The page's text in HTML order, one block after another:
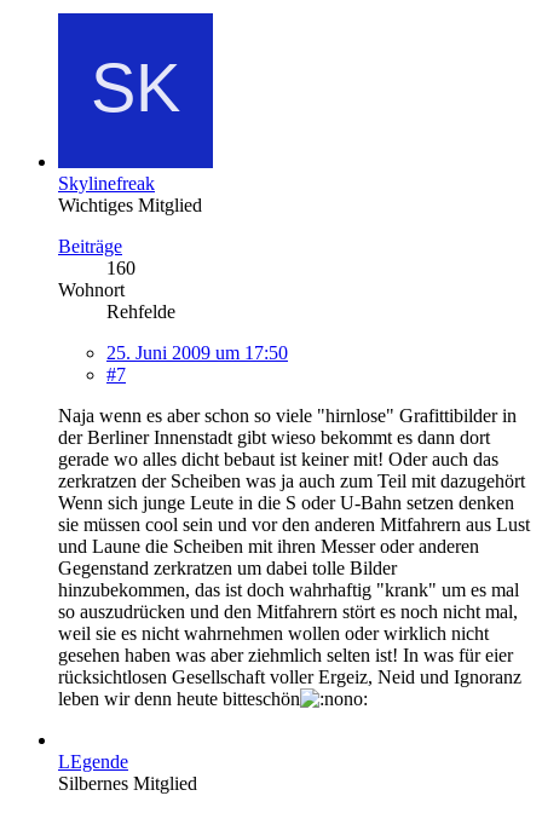
Skylinefreak
Wichtiges Mitglied
Beiträge
160
Wohnort
Rehfelde
25. Juni 2009 um 17:50
#7
Naja wenn es aber schon so viele "hirnlose" Grafittibilder in
der Berliner Innenstadt gibt wieso bekommt es dann dort
gerade wo alles dicht bebaut ist keiner mit! Oder auch das
zerkratzen der Scheiben was ja auch zum Teil mit dazugehört
Wenn sich junge Leute in die S oder U-Bahn setzen denken
sie müssen cool sein und vor den anderen Mitfahrern aus Lust
und Laune die Scheiben mit ihren Messer oder anderen
Gegenstand zerkratzen um dabei tolle Bilder
hinzubekommen, das ist doch wahrhaftig "krank" um es mal
so auszudrücken und den Mitfahrern stört es noch nicht mal,
weil sie es nicht wahrnehmen wollen oder wirklich nicht
gesehen haben was aber ziehmlich selten ist! In was für eier
rücksichtlosen Gesellschaft voller Ergeiz, Neid und Ignoranz
leben wir denn heute bitteschön
LEgende
Silbernes Mitglied